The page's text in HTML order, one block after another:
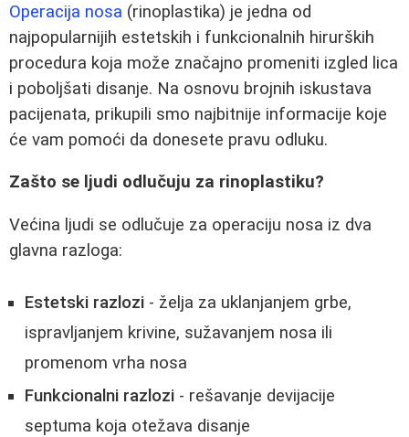
Operacija nosa (rinoplastika) je jedna od
najpopularnijih estetskih i funkcionalnih hirurških
procedura koja može značajno promeniti izgled lica
i poboljšati disanje. Na osnovu brojnih iskustava
pacijenata, prikupili smo najbitnije informacije koje
će vam pomoći da donesete pravu odluku.
Zašto se ljudi odlučuju za rinoplastiku?
Većina ljudi se odlučuje za operaciju nosa iz dva
glavna razloga:
Estetski razlozi - želja za uklanjanjem grbe,
ispravljanjem krivine, sužavanjem nosa ili
promenom vrha nosa
Funkcionalni razlozi - rešavanje devijacije
septuma koja otežava disanje